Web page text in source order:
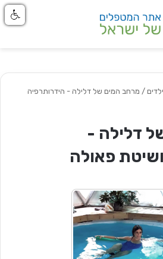
/ מרחב המים של דלילה - הידרותרפיה
דלילה -
פאולה